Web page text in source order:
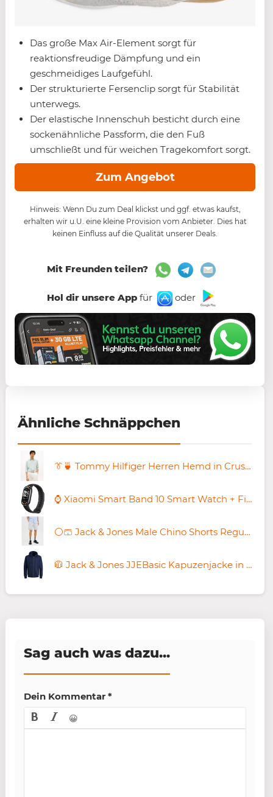
Das große Max Air-Element sorgt für
reaktionsfreudige Dämpfung und ein
geschmeidiges Laufgefühl.
Der strukturierte Fersenclip sorgt für Stabilität
unterwegs.
Der elastische Innenschuh besticht durch eine
sockenähnliche Passform, die den Fuß
umschließt und für weichen Tragekomfort sorgt.
Zum Angebot
Hinweis: Wenn Du zum Deal klickst und ggf. etwas kaufst,
erhalten wir u.U. eine kleine Provision vom Anbieter. Dies hat
keinen Einfluss auf die Qualität unserer Deals.
Mit Freunden teilen?
Hol dir unsere Appfür oder
Ähnliche Schnäppchen
👔🍵 Tommy Hilfiger Herren Hemd in Crushed Mint ab 69,29€ (statt 108€)
⌚ Xiaomi Smart Band 10 Smart Watch + Fitness-Tracker für 33€ (statt 42€)
⚪️🩳 Jack & Jones Male Chino Shorts Regular Fit Chino Shorts für 14,54€ (statt 24€)
🧥 Jack & Jones JJEBasic Kapuzenjacke in Navyblau ab 24,72€ (statt 41€) – Schwarz ab 21,99€
Sag auch was dazu...
Dein Kommentar *
😀